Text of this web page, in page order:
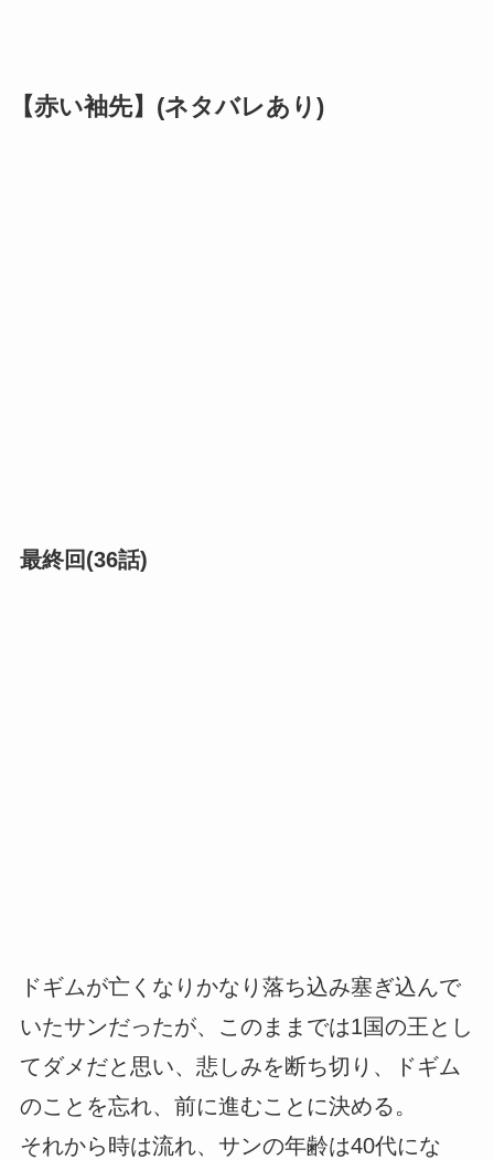
【赤い袖先】(ネタバレあり)
最終回(36話)
ドギムが亡くなりかなり落ち込み塞ぎ込んで
いたサンだったが、このままでは1国の王とし
てダメだと思い、悲しみを断ち切り、ドギム
のことを忘れ、前に進むことに決める。
それから時は流れ、サンの年齢は40代にな